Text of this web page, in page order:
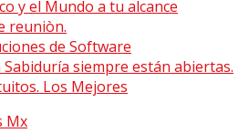
y el Mundo a tu alcance
reuniòn.
de Software
Sabiduría siempre están abiertas.
Los Mejores
Mx